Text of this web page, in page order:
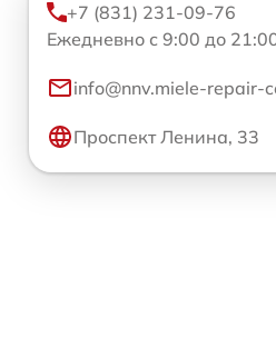
+7 (831) 231-09-76
Ежедневно с 9:00 до
info@nnv.miele-repair-
Проспект Ленина, 33